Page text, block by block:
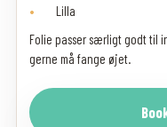
Lilla
Folie passer særligt godt til
gerne må fange øjet.